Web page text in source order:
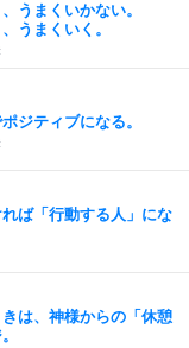
うまくいかない。
うまくいく。
ジティブになる。
れば「行動する人」にな
は、神様からの「休憩